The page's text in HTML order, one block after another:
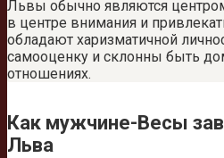
Львы обычно являются
в центре внимания и
обладают харизматичной
самооценку и склонны быть
отношениях.
Как мужчине-Весы
Льва